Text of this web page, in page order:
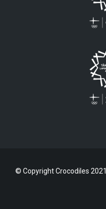
© Copyright Crocodiles 2021